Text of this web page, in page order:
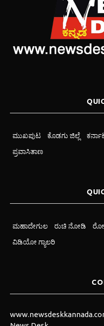
ಮುಖಪುಟ ಕೊಡಗು ಜಿಲ್ಲೆ
ಪ್ರವಾಸಿತಾಣ
ಮಹಾದೇಗುಲ ರುಚಿ ನೋಡಿ
ವಿಡಿಯೋ ಗ್ಯಾಲರಿ